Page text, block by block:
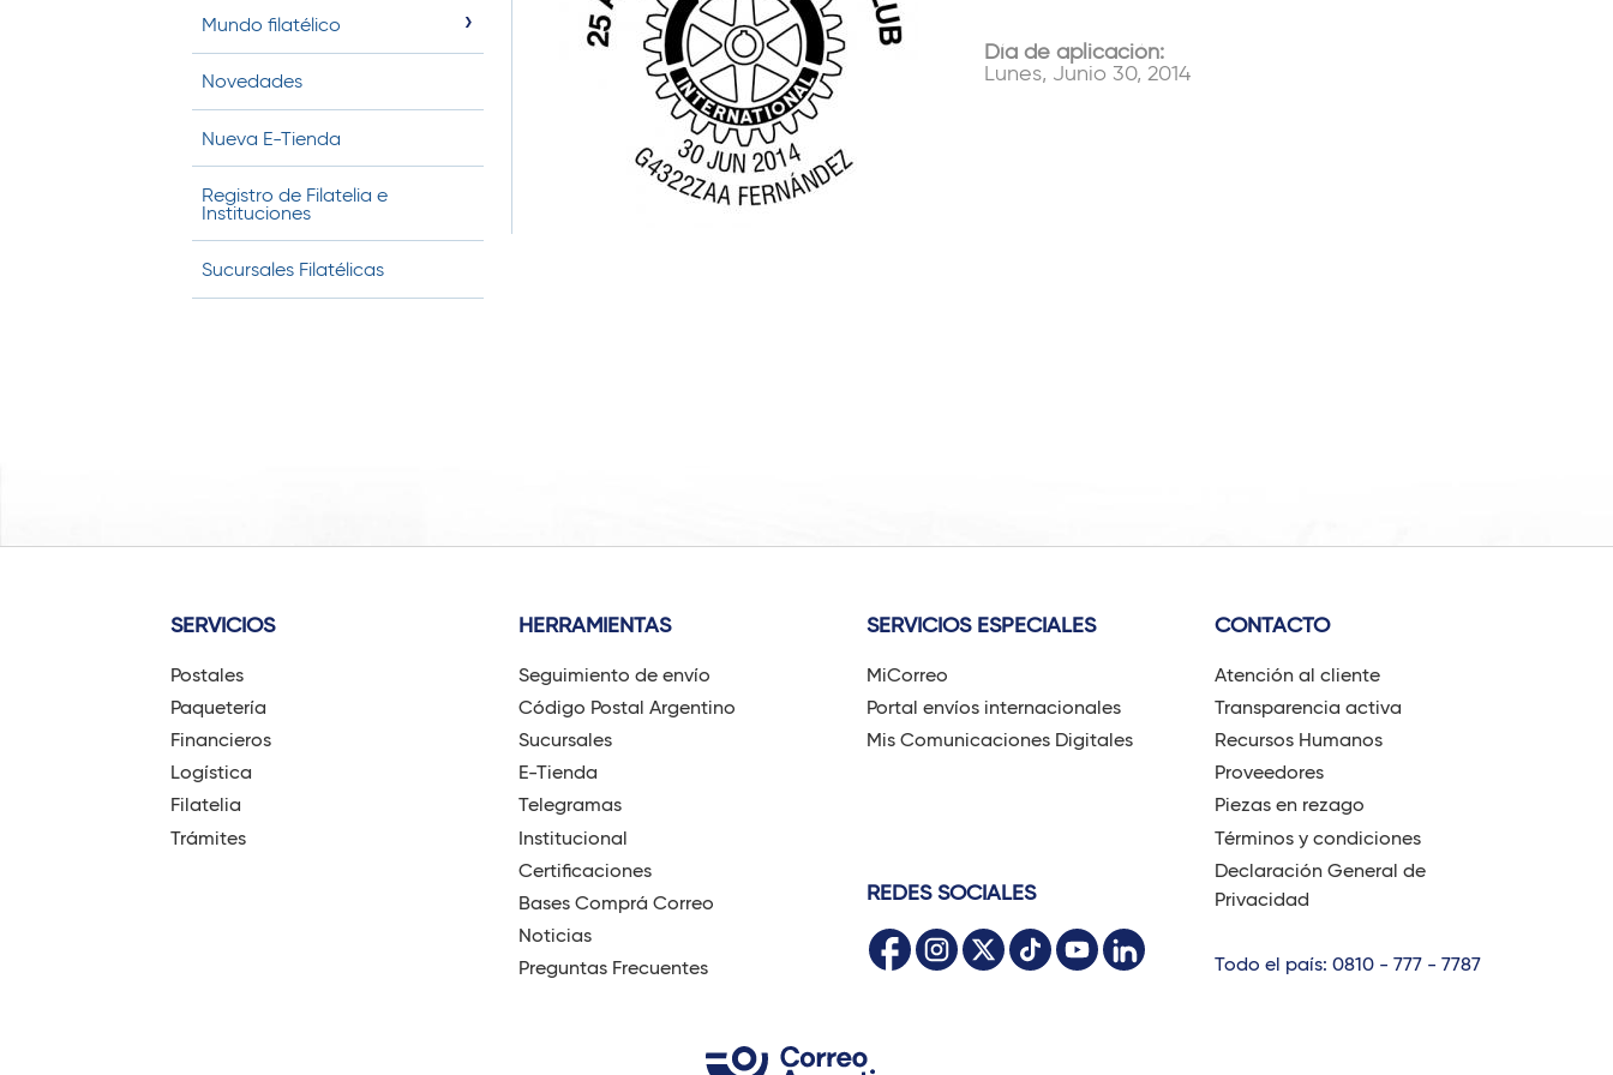
Día de aplicación:
Lunes, Junio 30, 2014
Mundo filatélico
Novedades
Nueva E-Tienda
Registro de Filatelia e
Instituciones
Sucursales Filatélicas
SERVICIOS
Postales
Paquetería
Financieros
Logística
Filatelia
Trámites
HERRAMIENTAS
Seguimiento de envío
Código Postal Argentino
Sucursales
E-Tienda
Telegramas
Institucional
Certificaciones
Bases Comprá Correo
Noticias
Preguntas Frecuentes
SERVICIOS ESPECIALES
MiCorreo
Portal envíos internacionales
Mis Comunicaciones Digitales
REDES SOCIALES
CONTACTO
Atención al cliente
Transparencia activa
Recursos Humanos
Proveedores
Piezas en rezago
Términos y condiciones
Declaración General de
Privacidad
Todo el país: 0810 - 777 - 7787